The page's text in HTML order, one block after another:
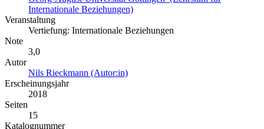
Internationale Beziehungen)
Veranstaltung
Vertiefung: Internationale Beziehungen
Note
3,0
Autor
Nils Rieckmann (Autor:in)
Erscheinungsjahr
2018
Seiten
15
Katalognummer